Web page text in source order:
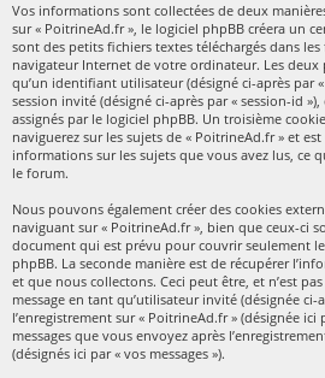
Vos informations sont collectées de deux
sur « PoitrineAd.fr », le logiciel phpBB créera un
sont des petits fichiers textes téléchargés dans
navigateur Internet de votre ordinateur. Les
qu’un identifiant utilisateur (désigné ci-après par
session invité (désigné ci-après par « session-id
assignés par le logiciel phpBB. Un troisième
naviguerez sur les sujets de « PoitrineAd.fr » et
informations sur les sujets que vous avez lus, ce
le forum.
Nous pouvons également créer des cookies
naviguant sur « PoitrineAd.fr », bien que ceux-ci
document qui est prévu pour couvrir seulement
phpBB. La seconde manière est de récupérer
et que nous collectons. Ceci peut être, et n’est
message en tant qu’utilisateur invité (désignée ci-
l’enregistrement sur « PoitrineAd.fr » (désignée ici
messages que vous envoyez après
(désignés ici par « vos messages »).